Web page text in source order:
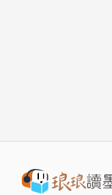
《公尺的
第3章 反
酒精安全行